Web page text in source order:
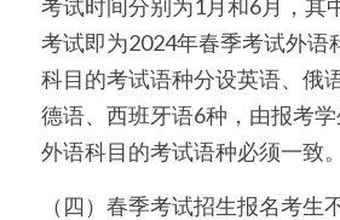
考试时间分别为1月和6月，其
考试即为2024年春季考试外语
科目的考试语种分设英语、俄
德语、西班牙语6种，由报考
外语科目的考试语种必须一致。
（四）春季考试招生报名考生